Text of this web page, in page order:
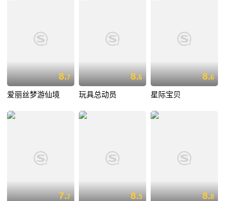
8.7
爱丽丝梦游仙境
8.6
玩具总动员
8.6
星际宝贝
7.7 8.5 8.8